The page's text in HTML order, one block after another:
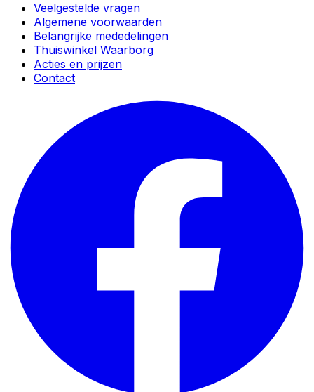
Veelgestelde vragen
Algemene voorwaarden
Belangrijke mededelingen
Thuiswinkel Waarborg
Acties en prijzen
Contact